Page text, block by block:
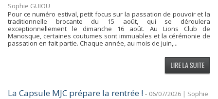
Sophie GUIOU
Pour ce numéro estival, petit focus sur la passation de pouvoir et la
traditionnelle brocante du 15 août, qui se déroulera
exceptionnellement le dimanche 16 août. Au Lions Club de
Manosque, certaines coutumes sont immuables et la cérémonie de
passation en fait partie. Chaque année, au mois de juin,...
La Capsule MJC prépare la rentrée ! - 06/07/2026 | Sophie